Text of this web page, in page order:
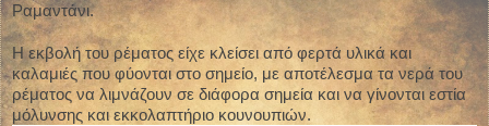
Ραμαντάνι.
Η εκβολή του ρέματος είχε κλείσει από φερτά υλικά και
καλαμιές που φύονται στο σημείο, με αποτέλεσμα τα νερά του
ρέματος να λιμνάζουν σε διάφορα σημεία και να γίνονται εστία
μόλυνσης και εκκολαπτήριο κουνουπιών.